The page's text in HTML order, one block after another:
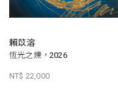
賴苡溶
恆光之爍，2026
NT$ 22,000